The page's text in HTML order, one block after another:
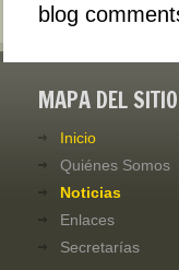
blog
MAPA DEL SITIO
Inicio
Quiénes Somos
Noticias
Enlaces
Secretarías